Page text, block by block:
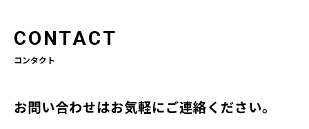
CONTACT
コンタクト
お問い合わせはお気軽にご連絡ください。